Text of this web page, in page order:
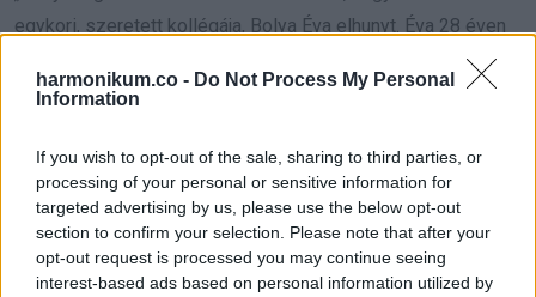
harmonikum.co - Do Not Process My Personal
Information
If you wish to opt-out of the sale, sharing to third parties, or
processing of your personal or sensitive information for
targeted advertising by us, please use the below opt-out
section to confirm your selection. Please note that after your
opt-out request is processed you may continue seeing
interest-based ads based on personal information utilized by
egykori, szeretett kollégája, Bolya Éva elhunyt. Éva 28 éven
részvétünket fejezzük ki családjának. Sok erőt és vigaszt
ismerték és szerették.”
A hírt2026. 06. 15-éntették közzé, a gyászhír pedig sokak
számára emlékeztető arra, hogy a színház világában
nemcsak a színpadon állók hagynak mély nyomot, hanem